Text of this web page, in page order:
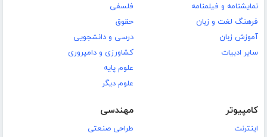
نمایشنامه و فیلمنامه
فرهنگ لغت و زبان
آموزش زبان
سایر ادبیات
فلسفی
حقوق
درسی و دانشجویی
کشاورزی و دامپروری
علوم پایه
علوم دیگر
کامپیوتر
اینترنت
مهندسی
طراحی صنعتی